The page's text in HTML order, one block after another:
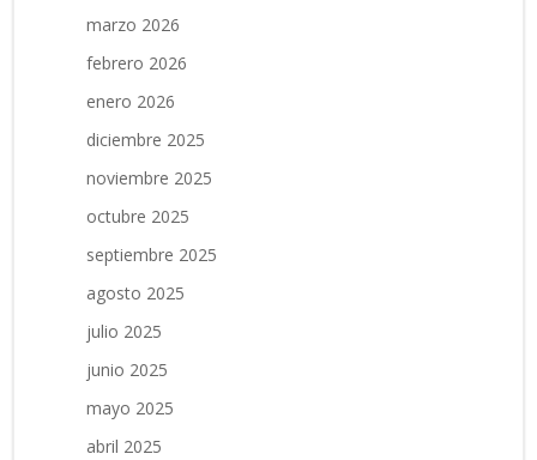
marzo 2026
febrero 2026
enero 2026
diciembre 2025
noviembre 2025
octubre 2025
septiembre 2025
agosto 2025
julio 2025
junio 2025
mayo 2025
abril 2025